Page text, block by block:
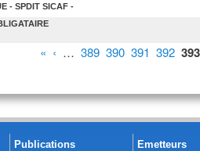
- SPDIT SICAF -
« ‹ … 389 390 391 392 393
Publications Emetteurs